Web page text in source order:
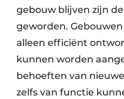
gebouw blijven zijn
geworden.
alleen efficiënt
kunnen worden
behoeften van
zelfs van functie